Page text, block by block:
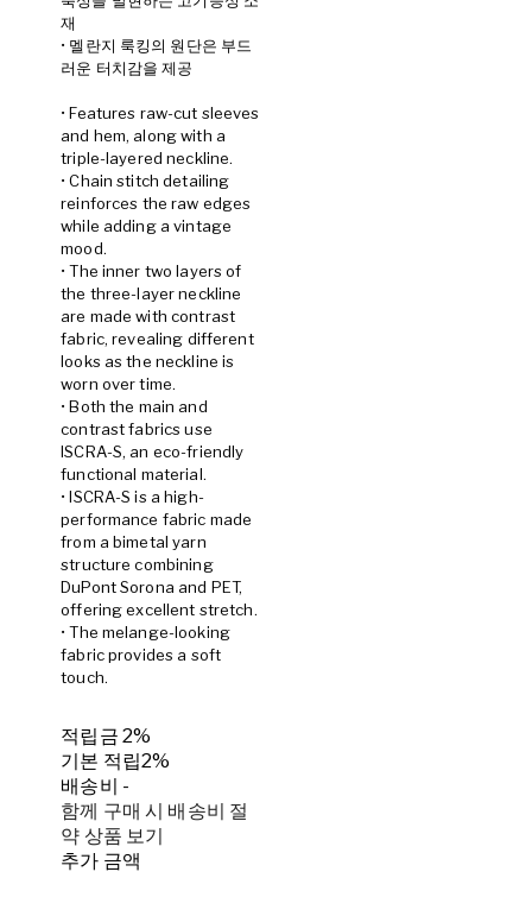
재
• 멜란지 룩킹의 원단은 부드
러운 터치감을 제공
• Features raw-cut sleeves
and hem, along with a
triple-layered neckline.
• Chain stitch detailing
reinforces the raw edges
while adding a vintage
mood.
• The inner two layers of
the three-layer neckline
are made with contrast
fabric, revealing different
looks as the neckline is
worn over time.
• Both the main and
contrast fabrics use
ISCRA-S, an eco-friendly
functional material.
• ISCRA-S is a high-
performance fabric made
from a bimetal yarn
structure combining
DuPont Sorona and PET,
offering excellent stretch.
• The melange-looking
fabric provides a soft
touch.
적립금 2%
기본 적립2%
배송비 -
함께 구매 시 배송비 절
약 상품 보기
추가 금액